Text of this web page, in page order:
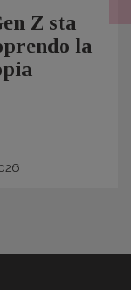
Z sta
la